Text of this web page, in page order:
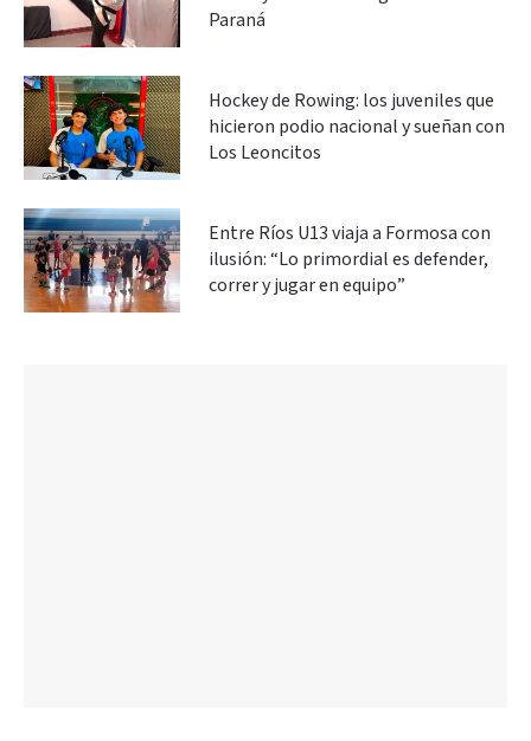
Paraná
Hockey de Rowing: los juveniles que
hicieron podio nacional y sueñan con
Los Leoncitos
Entre Ríos U13 viaja a Formosa con
ilusión: “Lo primordial es defender,
correr y jugar en equipo”